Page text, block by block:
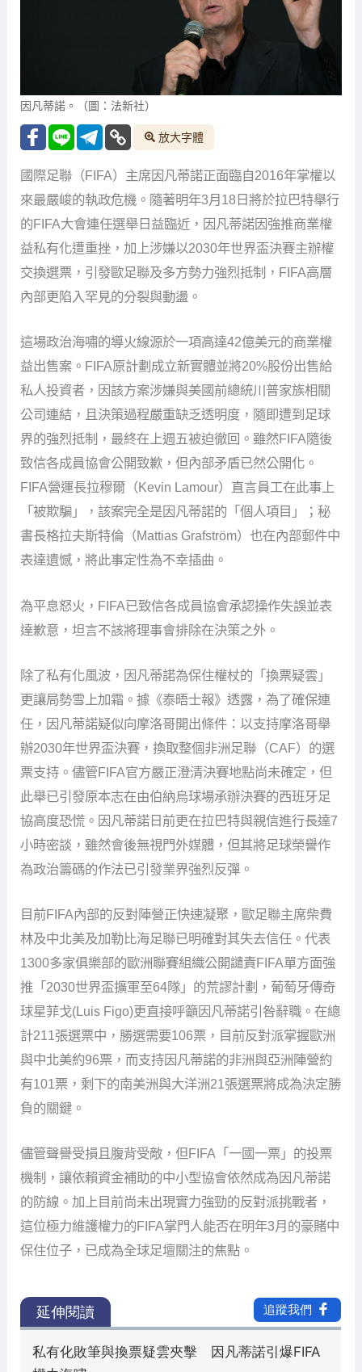
因凡蒂諾。（圖：法新社）
放大字體
國際足聯（FIFA）主席因凡蒂諾正面臨自2016年掌權以
來最嚴峻的執政危機。隨著明年3月18日將於拉巴特舉行
的FIFA大會連任選舉日益臨近，因凡蒂諾因強推商業權
益私有化遭重挫，加上涉嫌以2030年世界盃決賽主辦權
交換選票，引發歐足聯及多方勢力強烈抵制，FIFA高層
內部更陷入罕見的分裂與動盪。
這場政治海嘯的導火線源於一項高達42億美元的商業權
益出售案。FIFA原計劃成立新實體並將20%股份出售給
私人投資者，因該方案涉嫌與美國前總統川普家族相關
公司連結，且決策過程嚴重缺乏透明度，隨即遭到足球
界的強烈抵制，最終在上週五被迫徹回。雖然FIFA隨後
致信各成員協會公開致歉，但內部矛盾已然公開化。
FIFA營運長拉穆爾（Kevin Lamour）直言員工在此事上
「被欺騙」，該案完全是因凡蒂諾的「個人項目」；秘
書長格拉夫斯特倫（Mattias Grafström）也在內部郵件中
表達遺憾，將此事定性為不幸插曲。
為平息怒火，FIFA已致信各成員協會承認操作失誤並表
達歉意，坦言不該將理事會排除在決策之外。
除了私有化風波，因凡蒂諾為保住權杖的「換票疑雲」
更讓局勢雪上加霜。據《泰晤士報》透露，為了確保連
任，因凡蒂諾疑似向摩洛哥開出條件：以支持摩洛哥舉
辦2030年世界盃決賽，換取整個非洲足聯（CAF）的選
票支持。儘管FIFA官方嚴正澄清決賽地點尚未確定，但
此舉已引發原本志在由伯納烏球場承辦決賽的西班牙足
協高度恐慌。因凡蒂諾日前更在拉巴特與親信進行長達7
小時密談，雖然會後無視門外媒體，但其將足球榮譽作
為政治籌碼的作法已引發業界強烈反彈。
目前FIFA內部的反對陣營正快速凝聚，歐足聯主席柴費
林及中北美及加勒比海足聯已明確對其失去信任。代表
1300多家俱樂部的歐洲聯賽組織公開譴責FIFA單方面強
推「2030世界盃擴軍至64隊」的荒謬計劃，葡萄牙傳奇
球星菲戈(Luis Figo)更直接呼籲因凡蒂諾引咎辭職。在總
計211張選票中，勝選需要106票，目前反對派掌握歐洲
與中北美約96票，而支持因凡蒂諾的非洲與亞洲陣營約
有101票，剩下的南美洲與大洋洲21張選票將成為決定勝
負的關鍵。
儘管聲譽受損且腹背受敵，但FIFA「一國一票」的投票
機制，讓依賴資金補助的中小型協會依然成為因凡蒂諾
的防線。加上目前尚未出現實力強勁的反對派挑戰者，
這位極力維護權力的FIFA掌門人能否在明年3月的豪賭中
保住位子，已成為全球足壇關注的焦點。